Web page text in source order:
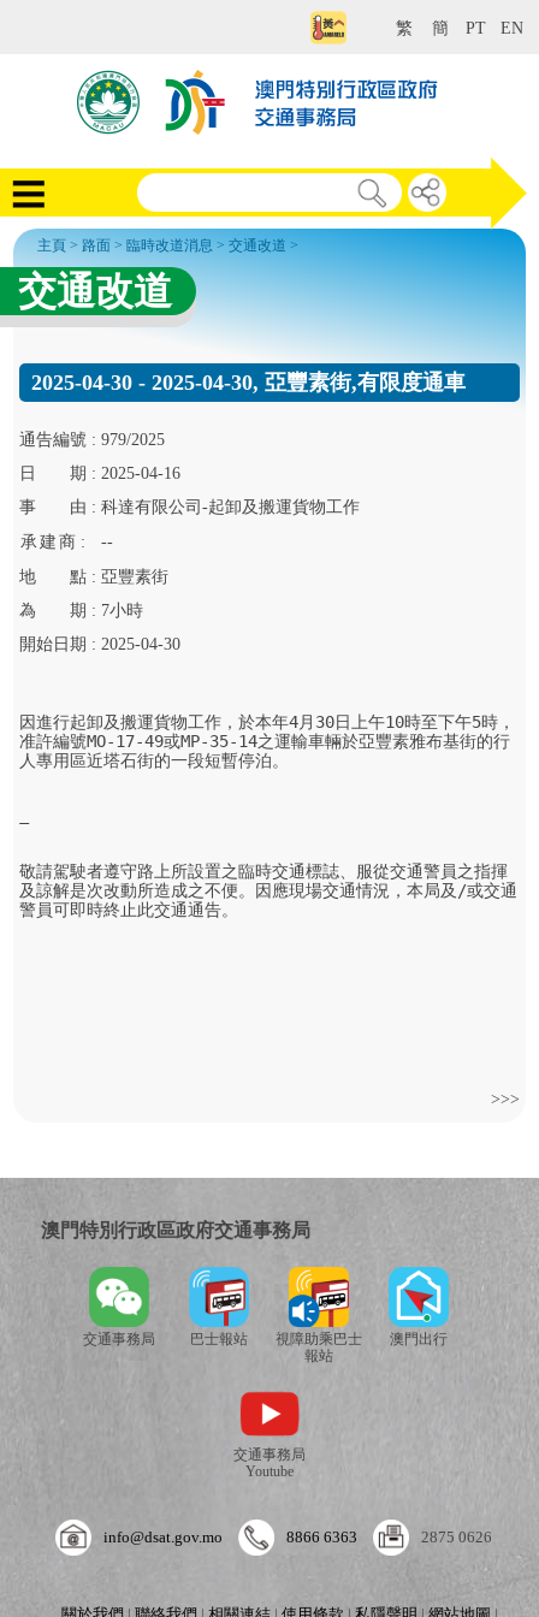
繁 簡 PT EN
主頁 >路面 > 臨時改道消息 >交通改道 >
交通改道
2025-04-30 - 2025-04-30, 亞豐素街,有限度通車
通告編號 :979/2025
日
期 :2025-04-16
事
由 :科達有限公司-起卸及搬運貨物工作
承建 商 :
--
地
點 : 亞豐素街
為
期 : 7小時
開始 日期 :2025-04-30
因進行起卸及搬運貨物工作，於本年4月30日上午10時至下午5時，
准許編號MO-17-49或MP-35-14之運輸車輛於亞豐素雅布基街的行
人專用區近塔石街的一段短暫停泊。
敬請駕駛者遵守路上所設置之臨時交通標誌、服從交通警員之指揮
及諒解是次改動所造成之不便。因應現場交通情況，本局及/或交通
警員可即時終止此交通通告。
>>>
澳門特別行政區政府交通事務局
交通事務局 巴士報站
視障助乘巴士
報站
澳門出行
交通事務局
Youtube
info@dsat.gov.mo 8866 6363 2875 0626